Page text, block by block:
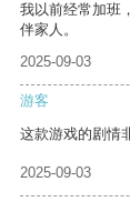
我以前经常加班
伴家人。
2025-09-03
游客
这款游戏的剧情
2025-09-03